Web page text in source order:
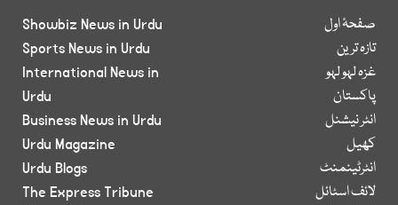
صفحۂ اول
تازہ ترین
غزہ لہو لہو
پاکستان
انٹر نیشنل
کھیل
انٹرٹینمنٹ
لائف اسٹائل
Showbiz News in Urdu
Sports News in Urdu
International News in
Urdu
Business News in Urdu
Urdu Magazine
Urdu Blogs
The Express Tribune